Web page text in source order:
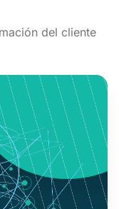
del cliente